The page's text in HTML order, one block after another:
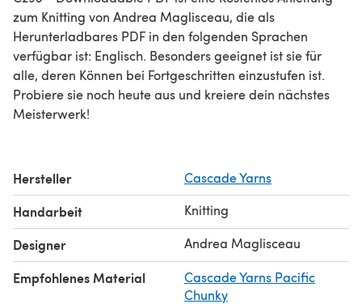
zum Knitting von Andrea Maglisceau, die als
Herunterladbares PDF in den folgenden Sprachen
verfügbar ist: Englisch. Besonders geeignet ist sie für
alle, deren Können bei Fortgeschritten einzustufen ist.
Probiere sie noch heute aus und kreiere dein nächstes
Meisterwerk!
Hersteller Cascade Yarns
Handarbeit Knitting
Designer Andrea Maglisceau
Empfohlenes Material
Cascade Yarns Pacific
Chunky